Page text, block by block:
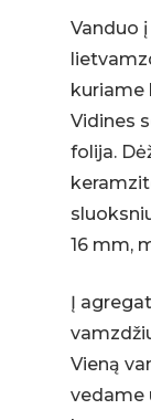
Vanduo
kuriame
Vidines
folija.
16 mm,
Į
Vieną
vedame